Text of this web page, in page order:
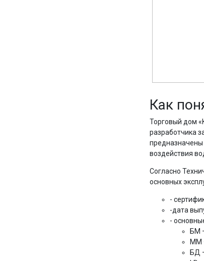
Как
Торговый дом
разработчика
предназначены
воздействия
Согласно
основных
-
-дата
-
БМ
ММ
БД